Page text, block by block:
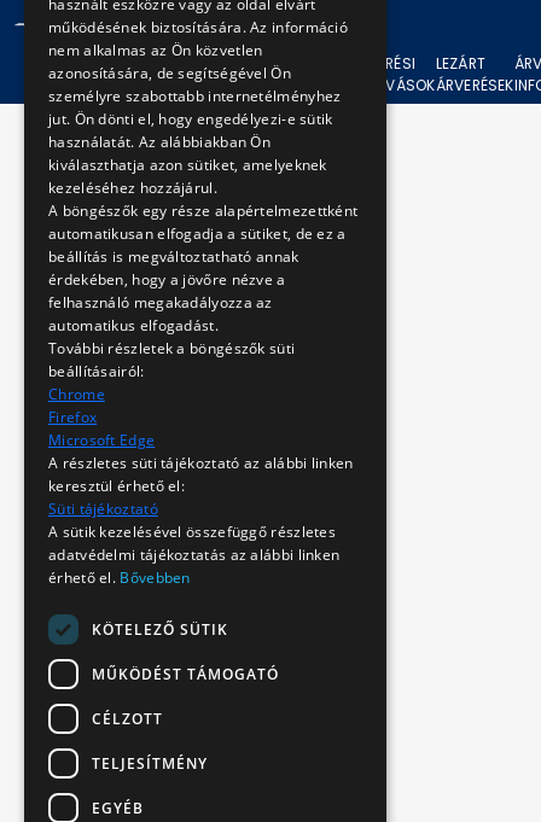
© 2024 BKV Minden jog fenntartva.
AKTUÁLIS
ÁRVERÉSEK
ÁRVERÉSI
FELHÍVÁSOK
LEZÁRT
ÁRVERÉSEK
használt eszközre vagy az oldal elvárt
működésének biztosítására. Az információ
nem alkalmas az Ön közvetlen
azonosítására, de segítségével Ön
személyre szabottabb internetélményhez
jut. Ön dönti el, hogy engedélyezi-e sütik
használatát. Az alábbiakban Ön
kiválaszthatja azon sütiket, amelyeknek
kezeléséhez hozzájárul.
A böngészők egy része alapértelmezettként
automatikusan elfogadja a sütiket, de ez a
beállítás is megváltoztatható annak
érdekében, hogy a jövőre nézve a
felhasználó megakadályozza az
automatikus elfogadást.
További részletek a böngészők süti
beállításairól:
Chrome
Firefox
Microsoft Edge
A részletes süti tájékoztató az alábbi linken
keresztül érhető el:
Süti tájékoztató
A sütik kezelésével összefüggő részletes
adatvédelmi tájékoztatás az alábbi linken
érhető el. Bővebben
KÖTELEZŐ SÜTIK
MŰKÖDÉST TÁMOGATÓ
CÉLZOTT
TELJESÍTMÉNY
EGYÉB